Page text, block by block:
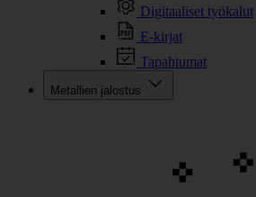
Digitaaliset työkalut
E-kirjat
Tapahtumat
Metallien jalostus